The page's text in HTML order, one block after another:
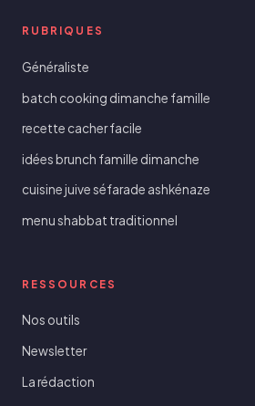
RUBRIQUES
Généraliste
batch cooking dimanche famille
recette cacher facile
idées brunch famille dimanche
cuisine juive séfarade ashkénaze
menu shabbat traditionnel
RESSOURCES
Nos outils
Newsletter
La rédaction